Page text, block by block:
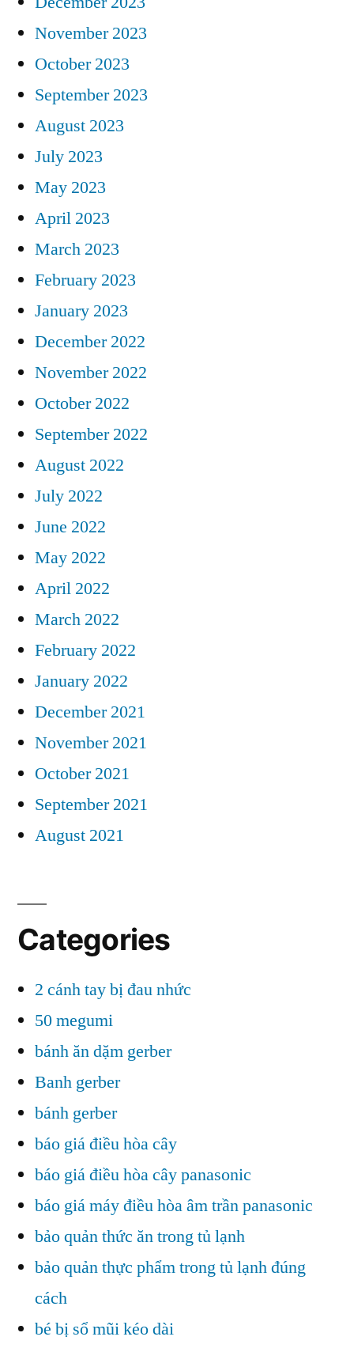
November 2023
October 2023
September 2023
August 2023
July 2023
May 2023
April 2023
March 2023
February 2023
January 2023
December 2022
November 2022
October 2022
September 2022
August 2022
July 2022
June 2022
May 2022
April 2022
March 2022
February 2022
January 2022
December 2021
November 2021
October 2021
September 2021
August 2021
Categories
2 cánh tay bị đau nhức
50 megumi
bánh ăn dặm gerber
Banh gerber
bánh gerber
báo giá điều hòa cây
báo giá điều hòa cây panasonic
báo giá máy điều hòa âm trần panasonic
bảo quản thức ăn trong tủ lạnh
bảo quản thực phẩm trong tủ lạnh đúng
cách
bé bị sổ mũi kéo dài